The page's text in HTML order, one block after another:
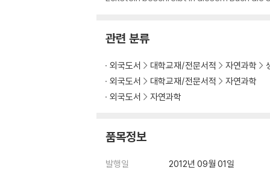
관련 분류
외국도서 대학교재/전문서적 자연과학
외국도서
대학교재/전문서적
자연과학
외국도서
자연과학
품목정보
발행일
2012년 09월 01일